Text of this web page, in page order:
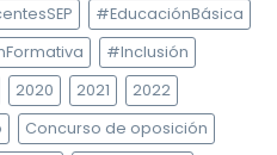
#EducaciónBásica
#Inclusión
2020 2021
2022
Concurso de oposición